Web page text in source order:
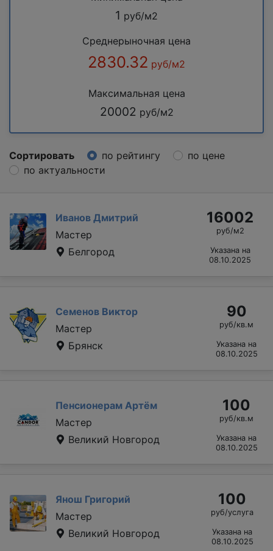
1 руб/м2
Среднерыночная цена
2830.32 руб/м2
Максимальная цена
20002 руб/м2
Сортировать по рейтингу
по цене
по актуальности
Иванов Дмитрий
Мастер
Белгород
16002
руб/м2
Указана на
08.10.2025
Семенов Виктор
Мастер
Брянск
90
руб/кв.м
Указана на
08.10.2025
Пенсионерам Артём
Мастер
Великий Новгород
100
руб/кв.м
Указана на
08.10.2025
Янош Григорий
Мастер
Великий Новгород
100
руб/услуга
Указана на
08.10.2025